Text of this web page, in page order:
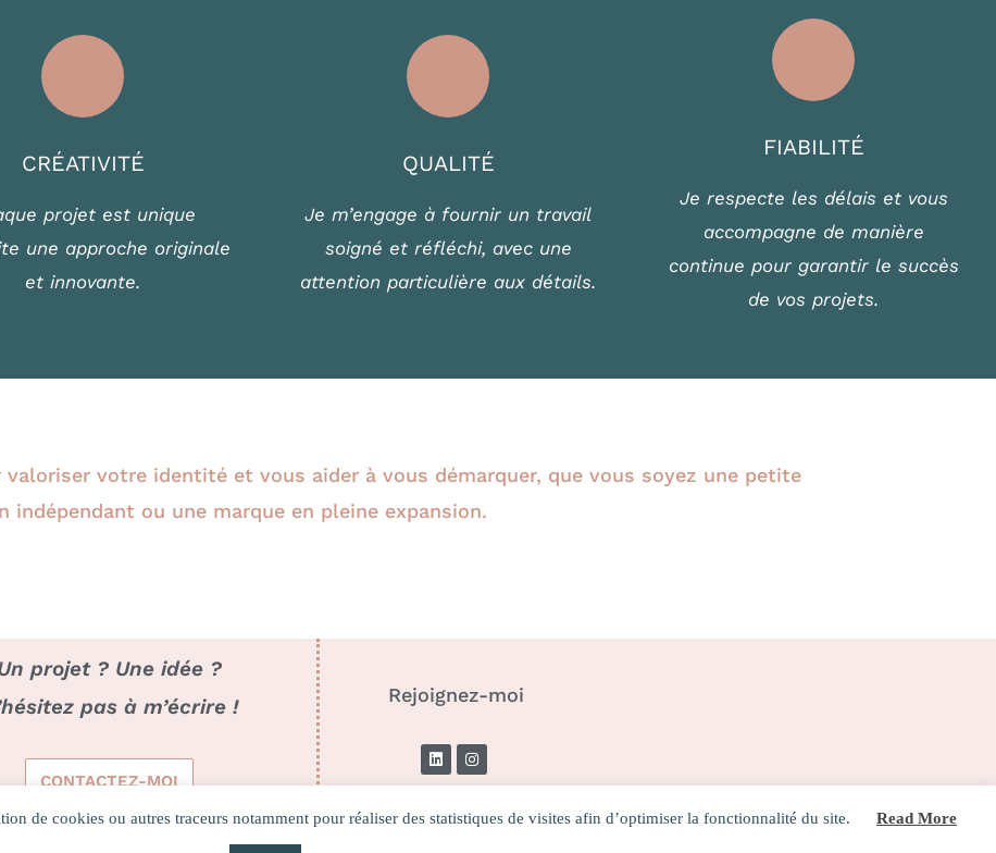
CRÉATIVITÉ
projet est unique
une approche originale
et innovante.
QUALITÉ
Je m’engage à fournir un travail
soigné et réfléchi, avec une
attention particulière aux détails.
FIABILITÉ
Je respecte les délais et vous
accompagne de manière
continue pour garantir le succès
de vos projets.
votre identité et vous aider à vous démarquer, que vous soyez une petite
indépendant ou une marque en pleine expansion.
projet ? Une idée ?
pas à m’écrire !
CONTACTEZ-MOI
Rejoignez-moi
L
i
e
d
I
n
a
g
de cookies ou autres traceurs notamment pour réaliser des statistiques de visites afin d’optimiser la fonctionnalité du site. Read More